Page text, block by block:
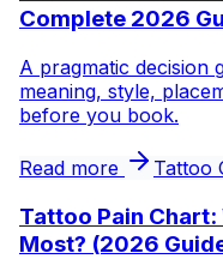
Complete 2026
A pragmatic
meaning, style,
before you book.
Read more Tattoo
Tattoo Pain
Most? (2026